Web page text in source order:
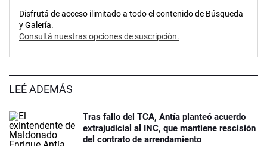
Disfrutá de acceso ilimitado a todo el contenido de Búsqueda
y Galería.
Consultá nuestras opciones de suscripción.
LEÉ ADEMÁS
Tras fallo del TCA, Antía planteó acuerdo
extrajudicial al INC, que mantiene rescisión
del contrato de arrendamiento